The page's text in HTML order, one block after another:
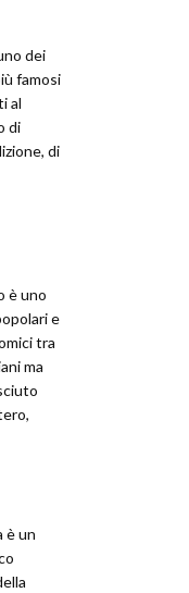
dei
famosi
al
di
di
è uno
e
tra
ma
è un